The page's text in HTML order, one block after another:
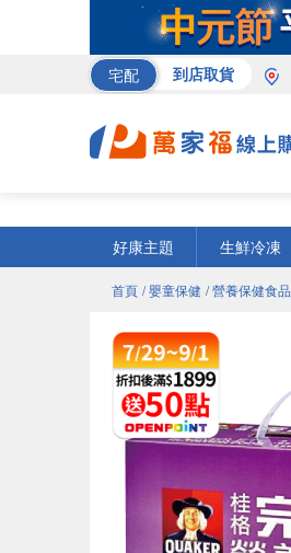
宅配 到店取貨
好康主題
生鮮冷凍
首頁 / 嬰童保健 / 營養保健食品